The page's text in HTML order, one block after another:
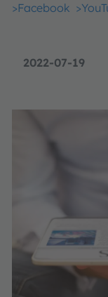
2022-07-19
>Facebook